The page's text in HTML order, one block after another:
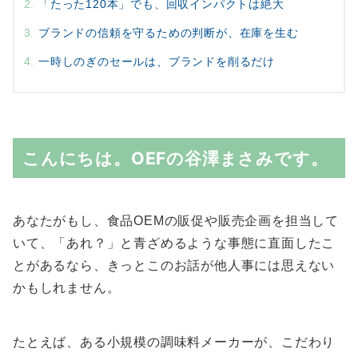
「たった120本」でも、回収インパクトは絶大
ブランドの信頼を守るための判断が、在庫を生む
一時しのぎのセールは、ブランドを削るだけ
こんにちは。OEFの谷澤まさみです。
あなたがもし、食品OEMの販促や販売企画を担当して
いて、「あれ？」と青ざめるような事態に直面したこ
とがあるなら、きっとこのお話が他人事には思えない
かもしれません。
たとえば、ある小規模の調味料メーカーが、こだわり